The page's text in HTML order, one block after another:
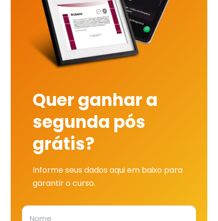
Quer ganhar a
segunda pós
grátis?
Informe seus dados aqui em baixo para
garantir o curso.